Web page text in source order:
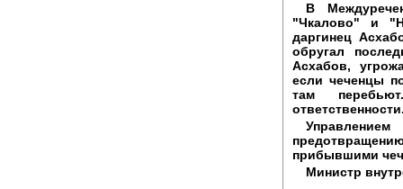
В
"Чкалово" и
даргинец
обругал
Асхабов,
если чеченцы
там
прибывшими
Министр